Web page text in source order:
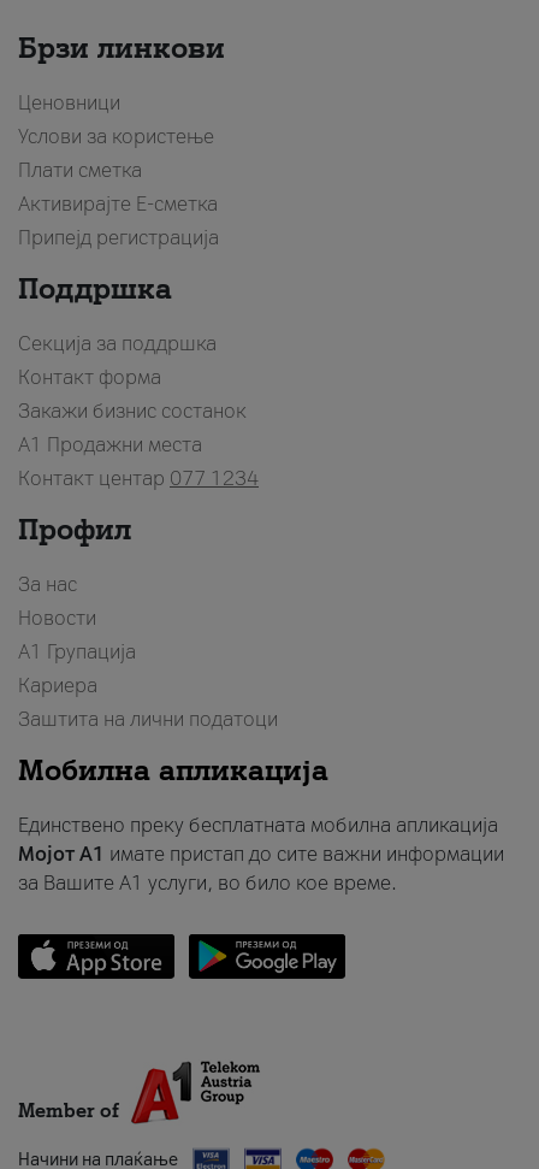
Брзи линкови
Ценовници
Услови за користење
Плати сметка
Активирајте Е-сметка
Припејд регистрација
Поддршка
Секција за поддршка
Контакт форма
Закажи бизнис состанок
A1 Продажни места
Контакт центар 077 1234
Профил
За нас
Новости
А1 Групација
Кариера
Заштита на лични податоци
Мобилна апликација
Единствено преку бесплатната мобилна апликација
Мојот A1 имате пристап до сите важни информации
за Вашите A1 услуги, во било кое време.
Member of
Начини на плаќање